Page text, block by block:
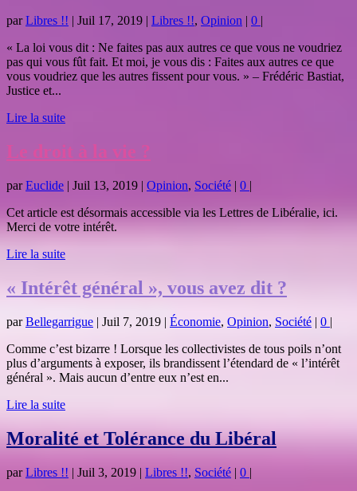
parLibres !! | Juil 17, 2019 | Libres !!, Opinion | 0 |
« La loi vous dit : Ne faites pas aux autres ce que vous ne voudriez
pas qui vous fût fait. Et moi, je vous dis : Faites aux autres ce que
vous voudriez que les autres fissent pour vous. » – Frédéric Bastiat,
Justice et...
Lire la suite
Le droit à la vie ?
parEuclide | Juil 13, 2019 | Opinion, Société | 0 |
Cet article est désormais accessible via les Lettres de Libéralie, ici.
Merci de votre intérêt.
Lire la suite
« Intérêt général », vous avez dit ?
parBellegarrigue | Juil 7, 2019 | Économie, Opinion, Société | 0 |
Comme c’est bizarre ! Lorsque les collectivistes de tous poils n’ont
plus d’arguments à exposer, ils brandissent l’étendard de « l’intérêt
général ». Mais aucun d’entre eux n’est en...
Lire la suite
Moralité et Tolérance du Libéral
parLibres !! | Juil 3, 2019 | Libres !!, Société | 0 |